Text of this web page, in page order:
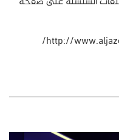
http://